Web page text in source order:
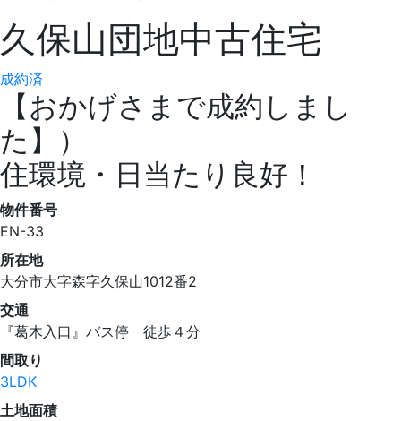
久保山団地中古住宅
成約済
【おかげさまで成約しまし
た】）
住環境・日当たり良好！
物件番号
EN-33
所在地
大分市大字森字久保山1012番2
交通
『葛木入口』バス停 徒歩４分
間取り
3LDK
土地面積